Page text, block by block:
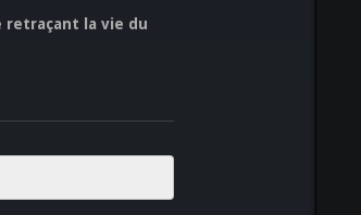
retraçant la vie du